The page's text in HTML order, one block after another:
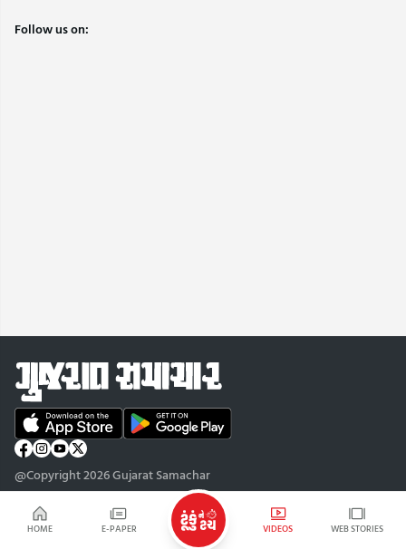
HOME E-PAPER VIDEOS WEB STORIES
Follow us on:
@Copyright 2026 Gujarat Samachar